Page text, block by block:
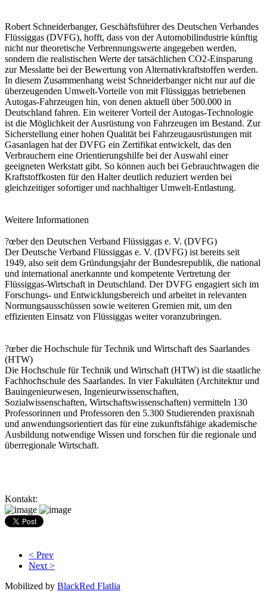
Robert Schneiderbanger, Geschäftsführer des Deutschen Verbandes
Flüssiggas (DVFG), hofft, dass von der Automobilindustrie künftig
nicht nur theoretische Verbrennungswerte angegeben werden,
sondern die realistischen Werte der tatsächlichen CO2-Einsparung
zur Messlatte bei der Bewertung von Alternativkraftstoffen werden.
In diesem Zusammenhang weist Schneiderbanger nicht nur auf die
überzeugenden Umwelt-Vorteile von mit Flüssiggas betriebenen
Autogas-Fahrzeugen hin, von denen aktuell über 500.000 in
Deutschland fahren. Ein weiterer Vorteil der Autogas-Technologie
ist die Möglichkeit der Ausrüstung von Fahrzeugen im Bestand. Zur
Sicherstellung einer hohen Qualität bei Fahrzeugausrüstungen mit
Gasanlagen hat der DVFG ein Zertifikat entwickelt, das den
Verbrauchern eine Orientierungshilfe bei der Auswahl einer
geeigneten Werkstatt gibt. So können auch bei Gebrauchtwagen die
Kraftstoffkosten für den Halter deutlich reduziert werden bei
gleichzeitiger sofortiger und nachhaltiger Umwelt-Entlastung.
Weitere Informationen
?œber den Deutschen Verband Flüssiggas e. V. (DVFG)
Der Deutsche Verband Flüssiggas e. V. (DVFG) ist bereits seit
1949, also seit dem Gründungsjahr der Bundesrepublik, die national
und international anerkannte und kompetente Vertretung der
Flüssiggas-Wirtschaft in Deutschland. Der DVFG engagiert sich im
Forschungs- und Entwicklungsbereich und arbeitet in relevanten
Normungsausschüssen sowie weiteren Gremien mit, um den
effizienten Einsatz von Flüssiggas weiter voranzubringen.
?œber die Hochschule für Technik und Wirtschaft des Saarlandes
(HTW)
Die Hochschule für Technik und Wirtschaft (HTW) ist die staatliche
Fachhochschule des Saarlandes. In vier Fakultäten (Architektur und
Bauingenieurwesen, Ingenieurwissenschaften,
Sozialwissenschaften, Wirtschaftswissenschaften) vermitteln 130
Professorinnen und Professoren den 5.300 Studierenden praxisnah
und anwendungsorientiert das für eine zukunftsfähige akademische
Ausbildung notwendige Wissen und forschen für die regionale und
überregionale Wirtschaft.
Kontakt:
< Prev
Next >
Mobilized by BlackRed Flatlia